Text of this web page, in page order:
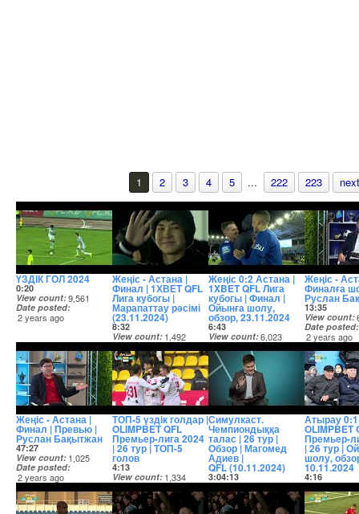
1 2 3 4 5 ... 222 223
ҮЗДІК ГОЛ 2024
0:20
View count 9,561
Date posted
2 years ago
Жеңіс - Астана |
Финал | 1ХВЕТ QFL
Лига кубогы |
Марапаттау рәсімі
(23.11.2024)
8:32
View count 1,492
Date posted
2 years ago
Жеңіс 0:2 Астана |
1XBET QFL Лига
кубогы | Финал |
Ойынға шолу,
обзор, 23.11.2024
6:43
View count 6,023
Date posted
2 years ago
Жеңіс -
Финалға
Руслан
13:35
View count
Date posted
2 years ago
Жеңіс - Астана |
Финал | Превью |
Руслан Бақытжан
47:27
View count 1,025
Date posted
2 years ago
ТОП-5 үздік голдар |
OLIMPBET QFL
Премьер-лига 2024
| 26 тур | ТОП-5
голов
4:13
View count 1,334
Date posted
2 years ago
Симулкаст.
Чемпиондыққа
талас | 26 тур |
Обзор | Магомед
Адиев |
QFL (10.11.2024)
3:04:13
View count 1,681
Date posted
2 years ago
Атырау 0:1
OLIMPBET
Премьер-
| 26 тур |
шолу,
10.11.2024
4:16
View count
Date posted
2 years ago